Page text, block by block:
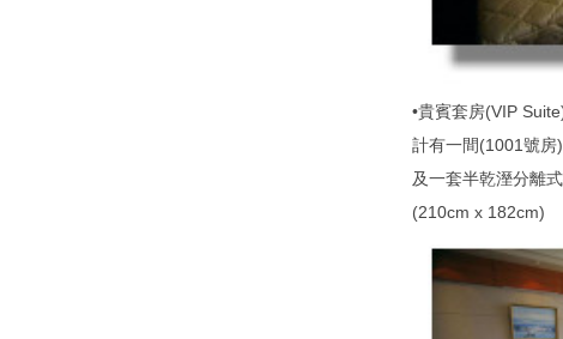
•貴賓套房(VIP
計有一間(1001號房
及一套半乾溼分離
(210cm x 182cm)